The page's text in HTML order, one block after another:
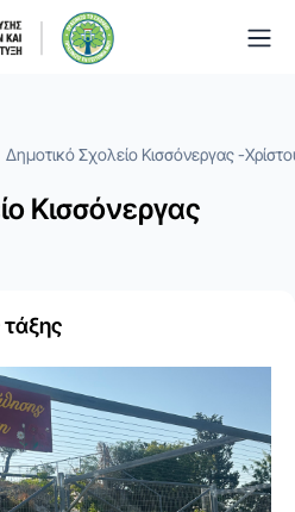
Δημοτικό Σχολείο Κισσόνεργας -
Κισσόνεργας
τάξης